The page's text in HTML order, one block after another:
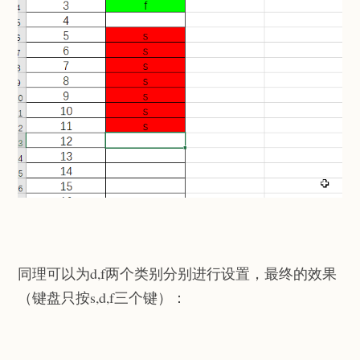
同理可以为d,f两个类别分别进行设置，最终的效果
（键盘只按s,d,f三个键）：